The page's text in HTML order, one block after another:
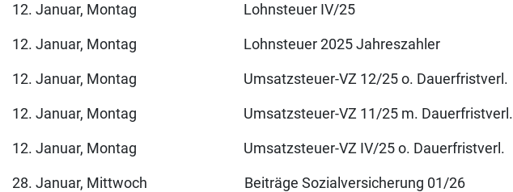
12. Januar, Montag Lohnsteuer IV/25
12. Januar, Montag Lohnsteuer 2025 Jahreszahler
12. Januar, Montag Umsatzsteuer-VZ 12/25 o. Dauerfristverl.
12. Januar, Montag Umsatzsteuer-VZ 11/25 m. Dauerfristverl.
12. Januar, Montag Umsatzsteuer-VZ IV/25 o. Dauerfristverl.
28. Januar, Mittwoch Beiträge Sozialversicherung 01/26